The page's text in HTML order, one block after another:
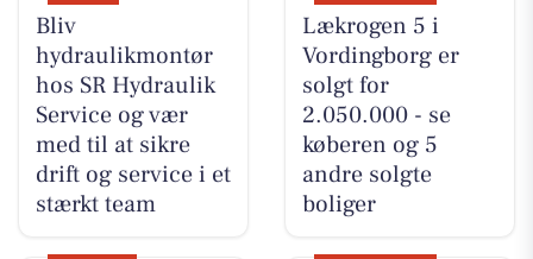
Bliv
hydraulikmontør
hos SR Hydraulik
Service og vær
med til at sikre
drift og service i et
stærkt team
Lækrogen 5 i
Vordingborg er
solgt for
2.050.000 - se
køberen og 5
andre solgte
boliger